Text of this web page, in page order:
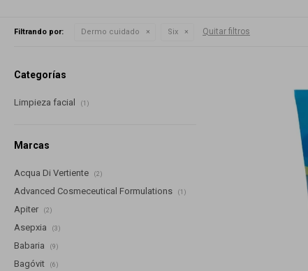
Filtrando por: Dermo cuidado Six Quitar filtros
Categorías
Limpieza facial (1)
Marcas
Acqua Di Vertiente (2)
Advanced Cosmeceutical Formulations (1)
Apiter (2)
Asepxia (3)
Babaria (9)
Bagóvit (6)